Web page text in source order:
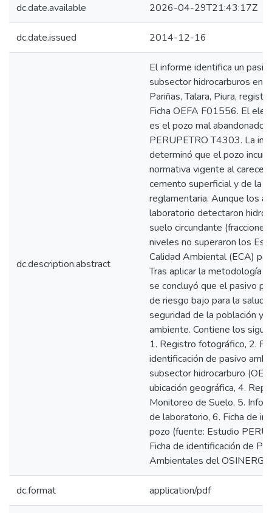
dc.date.available 2026-04-29T21:43:17Z
dc.date.issued 2014-12-16
dc.description.abstract
El informe identifica un
subsector hidrocarburos en
Pariñas, Talara, Piura,
Ficha OEFA F01556. El
es el pozo mal abandonado
PERUPETRO T4303. La
determinó que el pozo
normativa vigente al carecer
cemento superficial y de la
reglamentaria. Aunque los
laboratorio detectaron
suelo circundante
niveles no superaron los
Calidad Ambiental (ECA)
Tras aplicar la metodología
se concluyó que el pasivo
de riesgo bajo para la salud
seguridad de la población y
ambiente. Contiene los
1. Registro fotográfico, 2.
identificación de pasivo
subsector hidrocarburo
ubicación geográfica, 4.
Monitoreo de Suelo, 5.
de laboratorio, 6. Ficha de
pozo (fuente: Estudio
Ficha de identificación de
Ambientales del
dc.format application/pdf